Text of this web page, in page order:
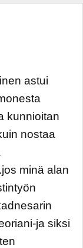
astui
kunnioitan
nostaa
minä alan
ja siksi